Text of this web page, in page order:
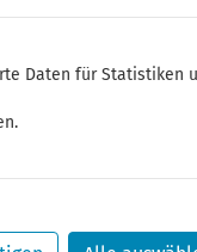
& Böcker
Daten für Statistiken